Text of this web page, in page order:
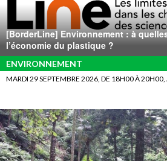
[BorderLine] Environnement : à
l’économie du plastique ?
ENVIRONNEMENT
MARDI 29 SEPTEMBRE 2026, DE 18H00 À 20H00,